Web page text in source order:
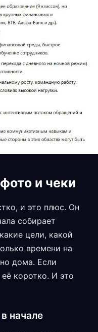
и чеки
и это плюс. Он
собирает
цели, какой
времени на
дома. Если
коротко. И это
начале